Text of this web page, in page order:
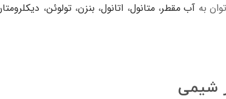
به آب مقطر،متانول، اتانول، بنزن،تولوئن،
شیمی